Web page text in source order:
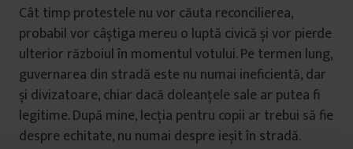
Cât timp protestele nu vor căuta reconcilierea,
probabil vor câștiga mereu o luptă civică și vor pierde
ulterior războiul în momentul votului. Pe termen lung,
guvernarea din stradă este nu numai ineficientă, dar
și divizatoare, chiar dacă doleanțele sale ar putea fi
legitime. După mine, lecția pentru copii ar trebui să fie
despre echitate, nu numai despre ieșit în stradă.